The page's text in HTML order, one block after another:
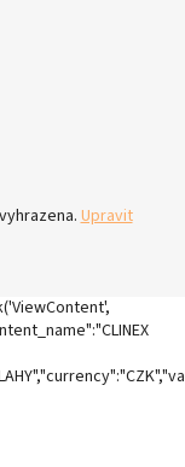
Upravit